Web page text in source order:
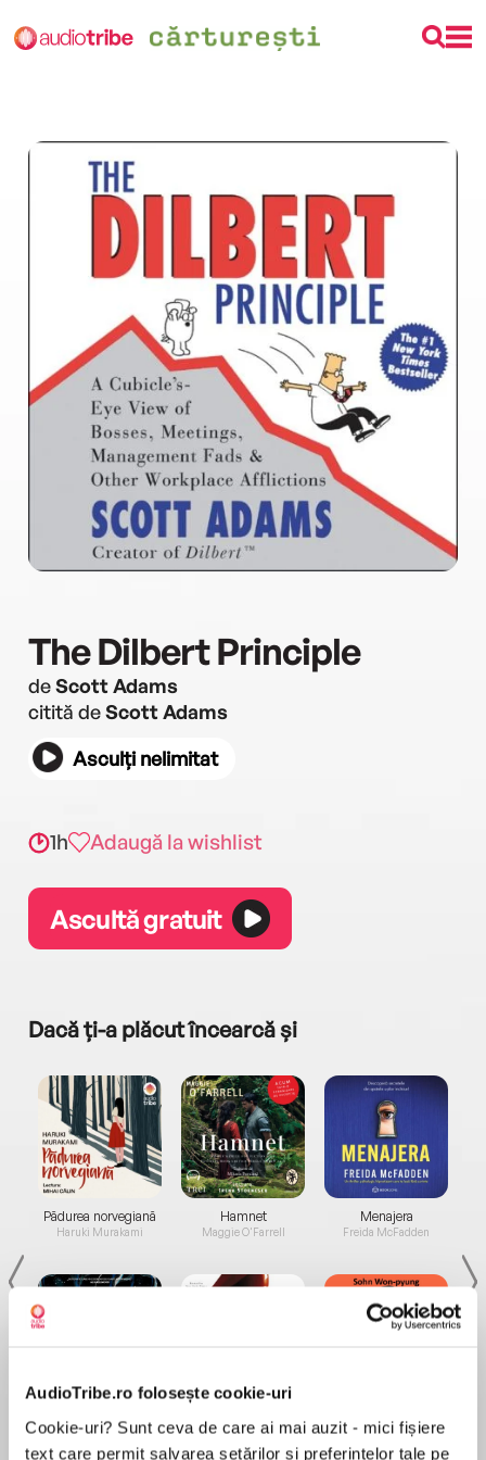
AudioTribe.ro folosește cookie-uri
Cookie-uri? Sunt ceva de care ai mai auzit - mici fișiere
text care permit salvarea setărilor și preferințelor tale pe
The Dilbert Principle
deScott Adams
citită deScott Adams
Asculți nelimitat
1h Adaugă la wishlist
Ascultă gratuit
Dacă ți-a plăcut încearcă și
Pădurea norvegiană
Haruki Murakami
de...
Dani Francis
Hamnet
Maggie O'Farrell
la...
Lauren Weisberger
Menajera
Freida McFadden
Sohn Won-pyung